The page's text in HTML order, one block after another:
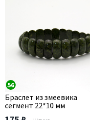
56
Браслет из змеевика
сегмент 22*10 мм